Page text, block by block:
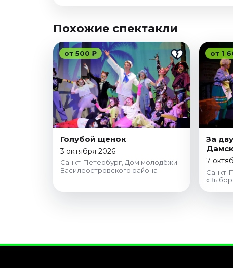
Похожие спектакли
от 500 ₽
Голубой щенок
3 октября 2026
Санкт-Петербург, Дом молодёжи
Василеостровского района
от 1
За
7
Санкт-